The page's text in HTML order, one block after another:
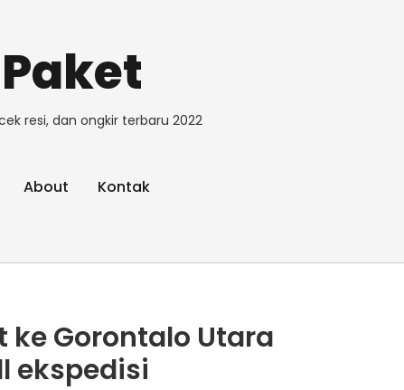
resi, dan ongkir terbaru 2022
About Kontak
Gorontalo Utara
ekspedisi